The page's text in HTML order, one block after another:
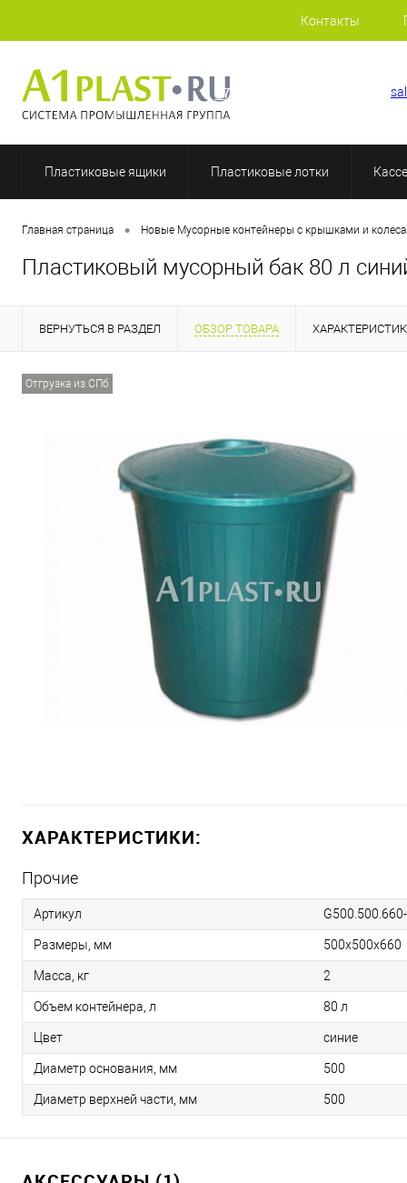
Контакты
+7 (812) 409-48-97
Пластиковые ящики Пластиковые лотки
Главная страница • Новые Мусорные контейнеры с крышками и
Пластиковый мусорный бак 80 л
ВЕРНУТЬСЯ В РАЗДЕЛ ОБЗОР ТОВАРА
Отгрузка из СПб
ХАРАКТЕРИСТИКИ:
Прочие
Артикул
Размеры, мм 500х500х660
Масса, кг 2
Объем контейнера, л 80 л
Цвет синие
Диаметр основания, мм 500
Диаметр верхней части, мм 500